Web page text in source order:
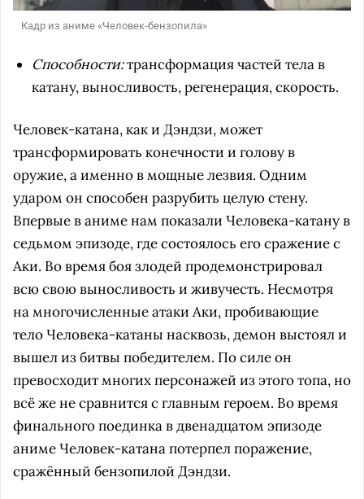
Кадр из аниме «Человек-бензопила»
Способности:трансформация частей тела в
катану, выносливость, регенерация, скорость.
Человек-катана, как и Дэндзи, может
трансформировать конечности и голову в
оружие, а именно в мощные лезвия. Одним
ударом он способен разрубить целую стену.
Впервые в аниме нам показали Человека-катану в
седьмом эпизоде, где состоялось его сражение с
Аки. Во время боя злодей продемонстрировал
всю свою выносливость и живучесть. Несмотря
на многочисленные атаки Аки, пробивающие
тело Человека-катаны насквозь, демон выстоял и
вышел из битвы победителем. По силе он
превосходит многих персонажей из этого топа, но
всё же не сравнится с главным героем. Во время
финального поединка в двенадцатом эпизоде
аниме Человек-катана потерпел поражение,
сражённый бензопилой Дэндзи.